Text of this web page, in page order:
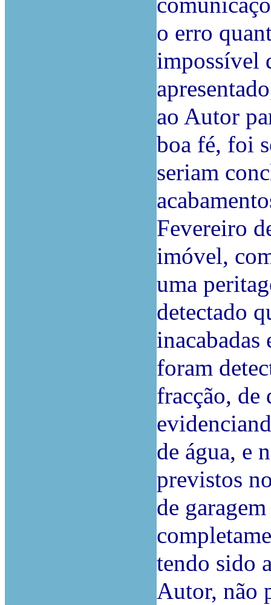
o erro
impossível
ao Autor
boa fé, foi
seriam
Fevereiro
imóvel,
uma
detectado
inacabadas
foram
fracção, de
de água, e
previstos
de
tendo sido
Autor, não